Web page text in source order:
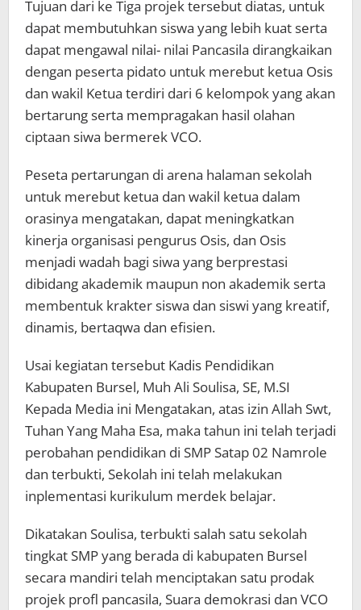
Tujuan dari ke Tiga projek tersebut diatas, untuk
dapat membutuhkan siswa yang lebih kuat serta
dapat mengawal nilai- nilai Pancasila dirangkaikan
dengan peserta pidato untuk merebut ketua Osis
dan wakil Ketua terdiri dari 6 kelompok yang akan
bertarung serta mempragakan hasil olahan
ciptaan siwa bermerek VCO.
Peseta pertarungan di arena halaman sekolah
untuk merebut ketua dan wakil ketua dalam
orasinya mengatakan, dapat meningkatkan
kinerja organisasi pengurus Osis, dan Osis
menjadi wadah bagi siwa yang berprestasi
dibidang akademik maupun non akademik serta
membentuk krakter siswa dan siswi yang kreatif,
dinamis, bertaqwa dan efisien.
Usai kegiatan tersebut Kadis Pendidikan
Kabupaten Bursel, Muh Ali Soulisa, SE, M.SI
Kepada Media ini Mengatakan, atas izin Allah Swt,
Tuhan Yang Maha Esa, maka tahun ini telah terjadi
perobahan pendidikan di SMP Satap 02 Namrole
dan terbukti, Sekolah ini telah melakukan
inplementasi kurikulum merdek belajar.
Dikatakan Soulisa, terbukti salah satu sekolah
tingkat SMP yang berada di kabupaten Bursel
secara mandiri telah menciptakan satu prodak
projek profl pancasila, Suara demokrasi dan VCO